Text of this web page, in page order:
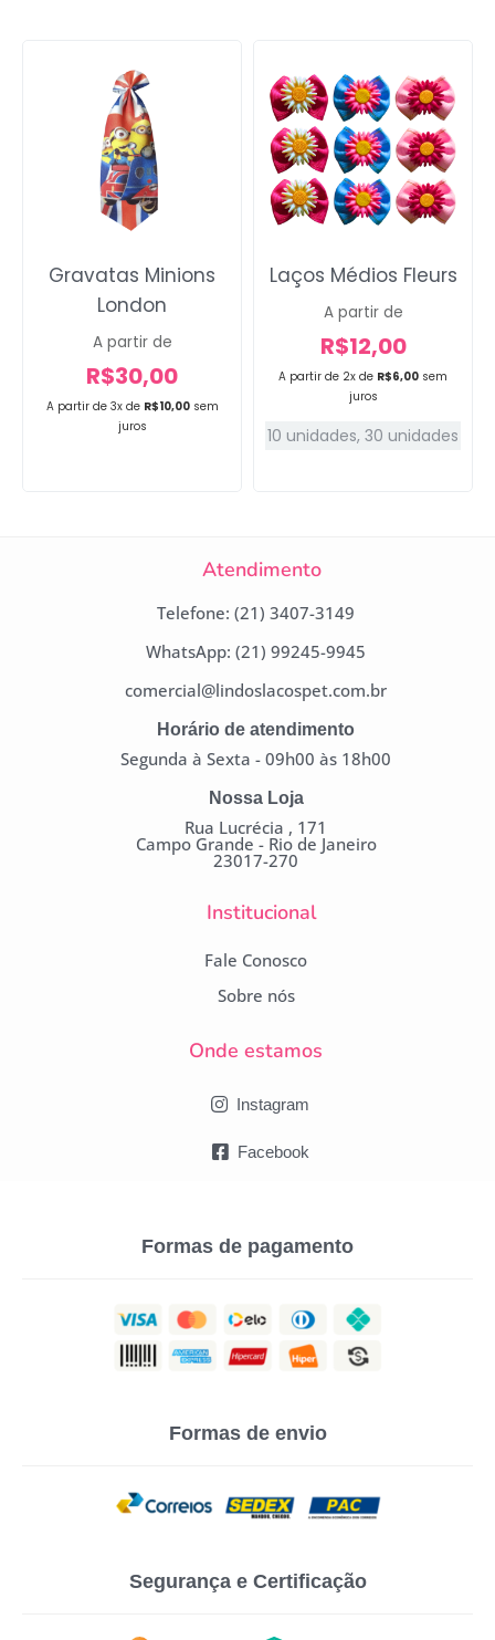
A partir de 3x de R$10,00 sem
juros
Gravatas Minions
London
A partir de
R$30,00 A partir de 2x de R$6,00 sem
juros
Laços Médios Fleurs
A partir de
R$12,00
10 unidades, 30 unidades
Atendimento
Telefone: (21) 3407-3149
WhatsApp: (21) 99245-9945
comercial@lindoslacospet.com.br
Horário de atendimento
Segunda à Sexta - 09h00 às 18h00
Nossa Loja
Rua Lucrécia , 171
Campo Grande - Rio de Janeiro
23017-270
Institucional
Fale Conosco
Sobre nós
Onde estamos
Instagram
Facebook
Formas de pagamento
Formas de envio
Segurança e Certificação